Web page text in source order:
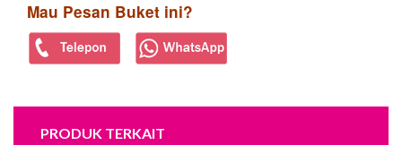
Mau Pesan Buket ini?
PRODUK TERKAIT